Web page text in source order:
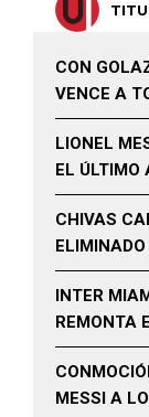
CON
VENCE A
LIONEL
EL ÚLTIMO
CHIVAS
INTER
REMONTA
MESSI A